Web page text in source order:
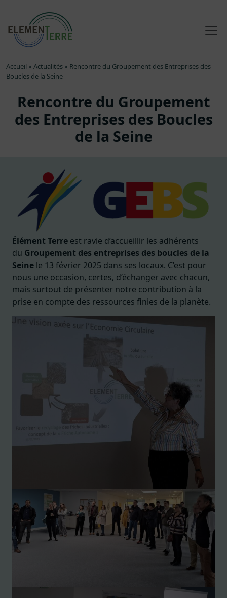
Accueil » Actualités » Rencontre du Groupement des Entreprises des
Boucles de la Seine
Rencontre du Groupement
des Entreprises des Boucles
de la Seine
Élément Terre est ravie d’accueillir les adhérents
du Groupement des entreprises des boucles de la
Seine le 13 février 2025 dans ses locaux. C’est pour
nous une occasion, certes, d’échanger avec chacun,
mais surtout de présenter notre contribution à la
prise en compte des ressources finies de la planète.